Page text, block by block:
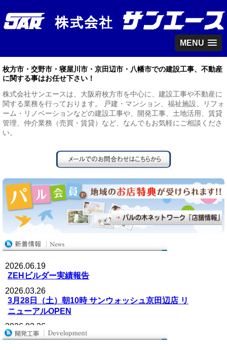
MENU
枚方市・交野市・寝屋川市・京田辺市・八幡市での建設工事、不動産
に関する事はお任せ下さい！
株式会社サンエースは、大阪府枚方市を中心に、建設工事や不動産に
関する業務を行っております。 戸建・マンション、福祉施設、リフォ
ーム・リノベーションなどの建設工事や、開発工事、土地活用、賃貸
管理、仲介業務（売買・賃貸）など、なんでもお気軽にご相談くださ
い。
2026.06.19
ZEHビルダー実績報告
2026.03.26
3月28日（土）朝10時 サンウォッシュ京田辺店 リ
ニューアルOPEN
2026.03.26
3月28日（土）12時 時間制セルフ洗車場